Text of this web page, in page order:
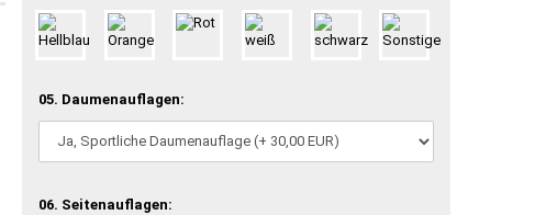
05. Daumenauflagen:
06. Seitenauflagen: